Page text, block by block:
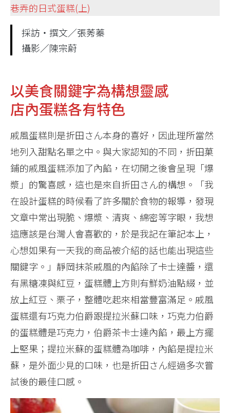
巷弄的日式蛋糕(上)
採訪‧撰文／張莠蓁
攝影／陳宗蔚
以美食關鍵字為構想靈感
店內蛋糕各有特色
戚風蛋糕則是折田さん本身的喜好，因此理所當然
地列入甜點名單之中。與大家認知的不同，折田菓
鋪的戚風蛋糕添加了內餡，在切開之後會呈現「爆
漿」的驚喜感，這也是來自折田さん的構想。「我
在設計蛋糕的時候看了許多關於食物的報導，發現
文章中常出現脆、爆漿、清爽、綿密等字眼，我想
這應該是台灣人會喜歡的，於是我記在筆記本上，
心想如果有一天我的商品被介紹的話也能出現這些
關鍵字。」靜岡抹茶戚風的內餡除了卡士達醬，還
有黑糖凍與紅豆，蛋糕體上方則有鮮奶油點綴，並
放上紅豆、栗子，整體吃起來相當豐富滿足。戚風
蛋糕還有巧克力伯爵跟提拉米蘇口味，巧克力伯爵
的蛋糕體是巧克力，伯爵茶卡士達內餡，最上方擺
上堅果；提拉米蘇的蛋糕體為咖啡，內餡是提拉米
蘇，是外面少見的口味，也是折田さん經過多次嘗
試後的最佳口感。